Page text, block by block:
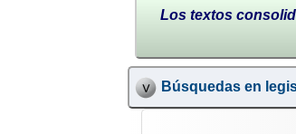
Los textos
Búsquedas en